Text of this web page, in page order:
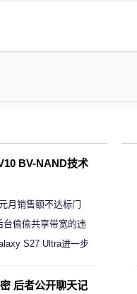
BV-NAND技术
月销售额不达标门
台偷偷共享带宽的违
S27 Ultra进一步
后者公开聊天记